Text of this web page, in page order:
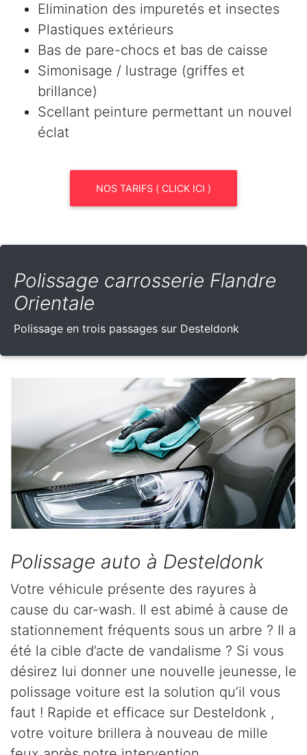
Elimination des impuretés et insectes
Plastiques extérieurs
Bas de pare-chocs et bas de caisse
Simonisage / lustrage (griffes et
brillance)
Scellant peinture permettant un nouvel
éclat
NOS TARIFS ( CLICK ICI )
Polissage carrosserie Flandre
Orientale
Polissage en trois passages sur Desteldonk
Polissage auto à Desteldonk
Votre véhicule présente des rayures à
cause du car-wash. Il est abimé à cause de
stationnement fréquents sous un arbre ? Il a
été la cible d’acte de vandalisme ? Si vous
désirez lui donner une nouvelle jeunesse, le
polissage voiture est la solution qu’il vous
faut ! Rapide et efficace sur Desteldonk ,
votre voiture brillera à nouveau de mille